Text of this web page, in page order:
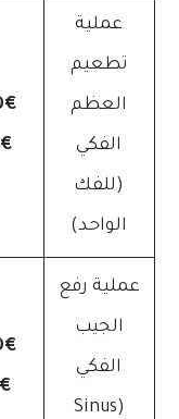
عملية
تطعيم
العظم
الفكي
(للفك
الواحد)
عملية رفع
الجيب
الفكي
(Sinus